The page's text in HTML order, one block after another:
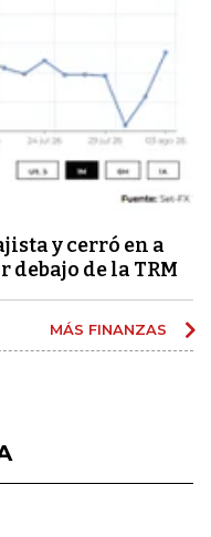
y cerró en a
debajo de la TRM
MÁS FINANZAS